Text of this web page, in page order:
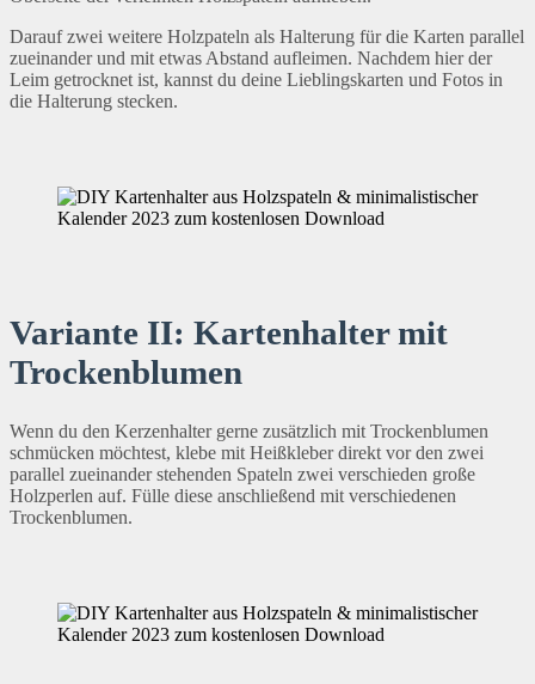
Darauf zwei weitere Holzpateln als Halterung für die Karten parallel
zueinander und mit etwas Abstand aufleimen. Nachdem hier der
Leim getrocknet ist, kannst du deine Lieblingskarten und Fotos in
die Halterung stecken.
Variante II: Kartenhalter mit
Trockenblumen
Wenn du den Kerzenhalter gerne zusätzlich mit Trockenblumen
schmücken möchtest, klebe mit Heißkleber direkt vor den zwei
parallel zueinander stehenden Spateln zwei verschieden große
Holzperlen auf. Fülle diese anschließend mit verschiedenen
Trockenblumen.